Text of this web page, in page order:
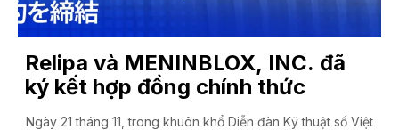
Relipa và MENINBLOX, INC. đã
ký kết hợp đồng chính thức
Ngày 21 tháng 11, trong khuôn khổ Diễn đàn Kỹ thuật số Việt